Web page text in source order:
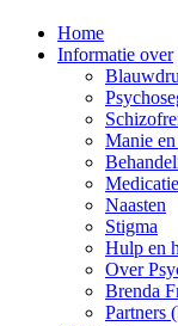
Main
Navigation
Home
Informatie over
Manie en
Medicatie
Naasten
Stigma
Hulp en
Over
Brenda
Partners